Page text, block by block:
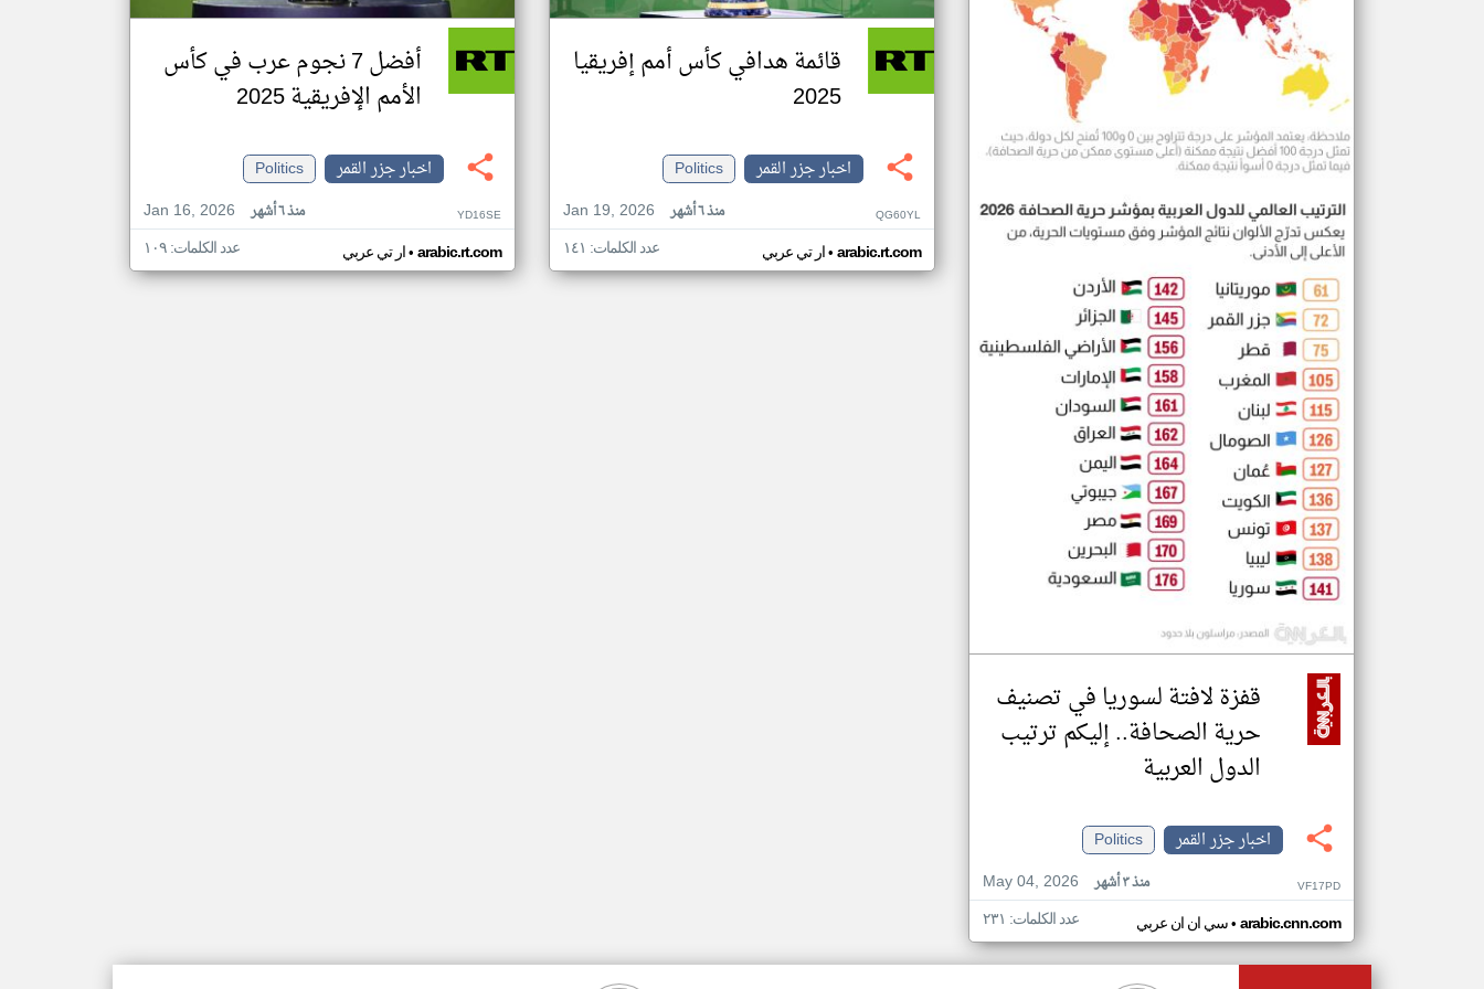
قفزة لافتة لسوريا في تصنيف
حرية الصحافة.. إليكم ترتيب
الدول العربية
اخبار جزر القمر
Politics
May 04, 2026
منذ ٣ أشهر VF17PD
سي ان ان عربي• arabic.cnn.com عدد الكلمات: ٢٣١
قائمة هدافي كأس أمم إفريقيا
2025
اخبار جزر القمر
Politics
Jan 19, 2026
منذ ٦ أشهر QG60YL
ار تي عربي• arabic.rt.com عدد الكلمات: ١٤١
أفضل 7 نجوم عرب في كأس
الأمم الإفريقية 2025
اخبار جزر القمر
Politics
Jan 16, 2026
منذ ٦ أشهر YD16SE
ار تي عربي• arabic.rt.com عدد الكلمات: ١٠٩